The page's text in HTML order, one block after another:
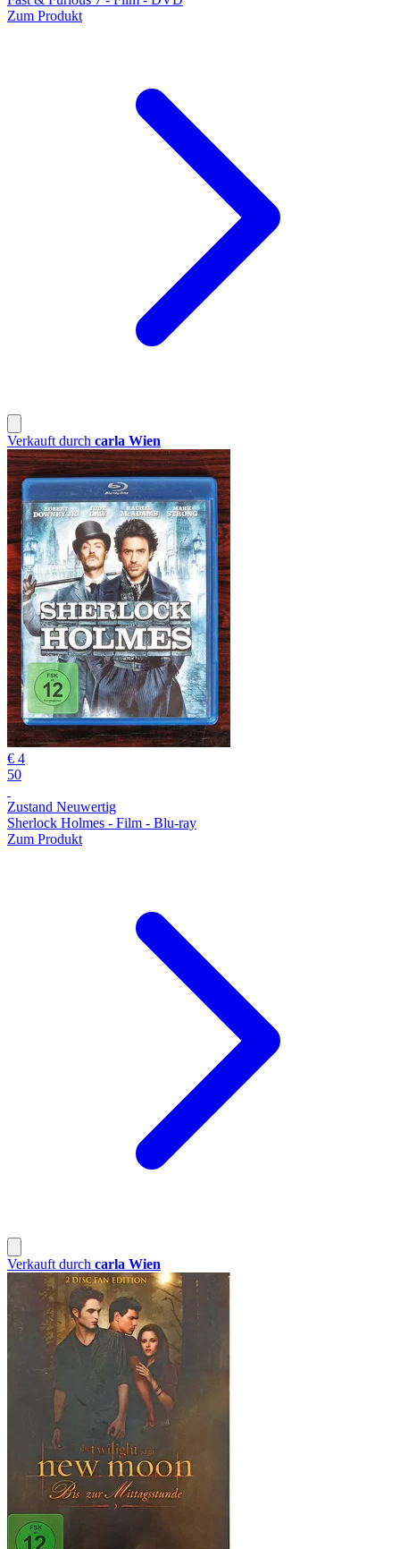
Zum Produkt
Verkauft durch carla Wien
€ 4
50
Zustand Neuwertig
Sherlock Holmes - Film - Blu-ray
Zum Produkt
Verkauft durch carla Wien